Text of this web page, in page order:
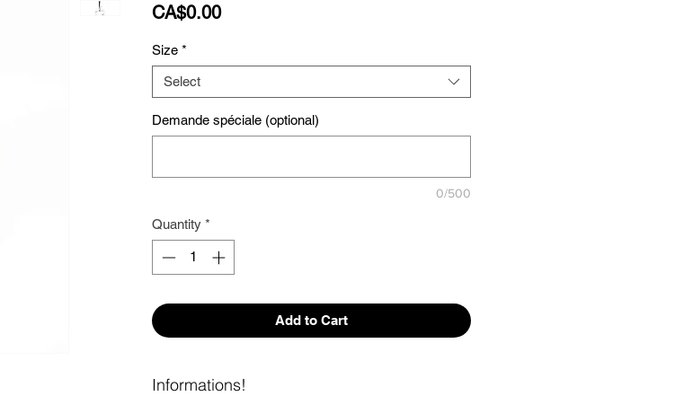
CA$0.00Price
Size *
Select
Demande spéciale (optional)
0/500
Quantity *
Add to Cart
Informations!